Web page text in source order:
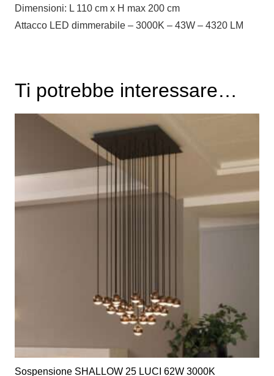
Dimensioni: L 110 cm x H max 200 cm
Attacco LED dimmerabile – 3000K – 43W – 4320 LM
Ti potrebbe interessare…
Sospensione SHALLOW 25 LUCI 62W 3000K